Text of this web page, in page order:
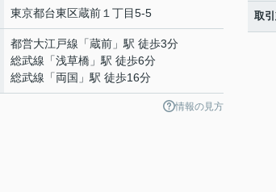
東京都台東区蔵前 １丁目5-5
都営大江戸線 「蔵前 」駅 徒歩3分
総武線 「浅草橋 」駅 徒歩6分
総武線 「両国 」駅 徒歩16分
情報の見方
取